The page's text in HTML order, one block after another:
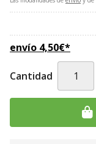
envío 4,50€*
Cantidad